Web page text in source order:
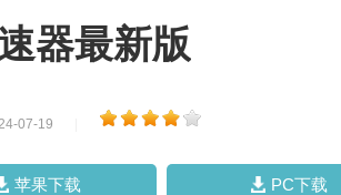
器最新版
07-19
苹果下载 PC下载